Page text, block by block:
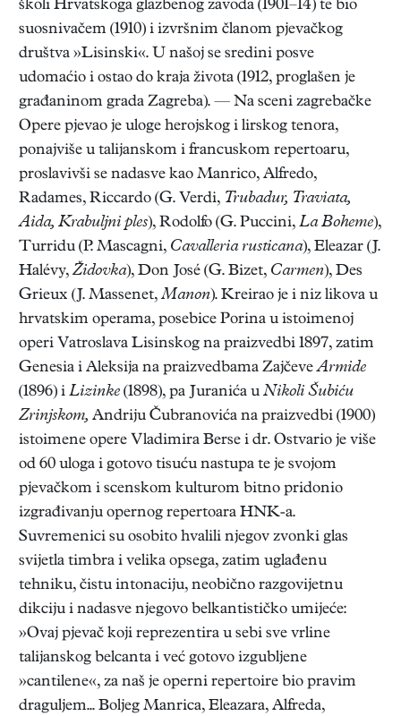
školi Hrvatskoga glazbenog zavoda (1901–14) te bio
suosnivačem (1910) i izvršnim članom pjevačkog
društva »Lisinski«. U našoj se sredini posve
udomaćio i ostao do kraja života (1912, proglašen je
građaninom grada Zagreba). — Na sceni zagrebačke
Opere pjevao je uloge herojskog i lirskog tenora,
ponajviše u talijanskom i francuskom repertoaru,
proslavivši se nadasve kao Manrico, Alfredo,
Radames, Riccardo (G. Verdi, Trubadur, Traviata,
Aida, Krabuljni ples), Rodolfo (G. Puccini, La Boheme),
Turridu (P. Mascagni, Cavalleria rusticana), Eleazar (J.
Halévy, Židovka), Don José (G. Bizet, Carmen), Des
Grieux (J. Massenet,Manon). Kreirao je i niz likova u
hrvatskim operama, posebice Porina u istoimenoj
operi Vatroslava Lisinskog na praizvedbi 1897, zatim
Genesia i Aleksija na praizvedbama ZajčeveArmide
(1896) i Lizinke (1898), pa Juranića u Nikoli Šubiću
Zrinjskom, Andriju Čubranovića na praizvedbi (1900)
istoimene opere Vladimira Berse i dr. Ostvario je više
od 60 uloga i gotovo tisuću nastupa te je svojom
pjevačkom i scenskom kulturom bitno pridonio
izgrađivanju opernog repertoara HNK-a.
Suvremenici su osobito hvalili njegov zvonki glas
svijetla timbra i velika opsega, zatim uglađenu
tehniku, čistu intonaciju, neobično razgovijetnu
dikciju i nadasve njegovo belkantističko umijeće:
»Ovaj pjevač koji reprezentira u sebi sve vrline
talijanskog belcanta i već gotovo izgubljene
»cantilene«, za naš je operni repertoire bio pravim
draguljem... Boljeg Manrica, Eleazara, Alfreda,